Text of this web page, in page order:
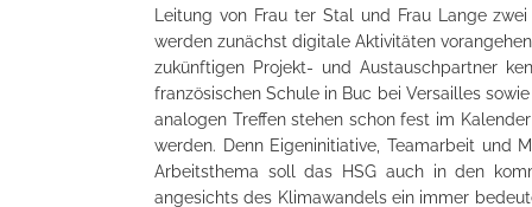
Leitung von Frau ter Stal und Frau Lange
werden zunächst digitale Aktivitäten
zukünftigen Projekt- und Austauschpartner
französischen Schule in Buc bei Versailles
analogen Treffen stehen schon fest im
werden. Denn Eigeninitiative, Teamarbeit und
Arbeitsthema soll das HSG auch in den
angesichts des Klimawandels ein immer